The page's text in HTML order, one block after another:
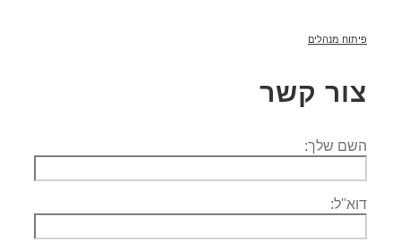
פיתוח מנהלים
צור קשר
השם שלך:
דוא''ל: